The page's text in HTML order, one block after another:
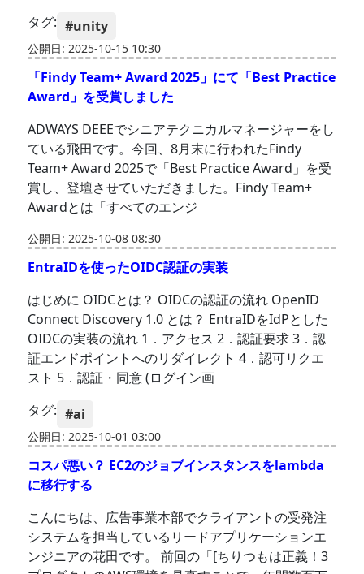
タグ: #unity
公開日: 2025-10-15 10:30
「Findy Team+ Award 2025」にて「Best Practice
Award」を受賞しました
ADWAYS DEEEでシニアテクニカルマネージャーをし
ている飛田です。今回、8月末に行われたFindy
Team+ Award 2025で「Best Practice Award」を受
賞し、登壇させていただきました。Findy Team+
Awardとは「すべてのエンジ
公開日: 2025-10-08 08:30
EntraIDを使ったOIDC認証の実装
はじめに OIDCとは？ OIDCの認証の流れ OpenID
Connect Discovery 1.0 とは？ EntraIDをIdPとした
OIDCの実装の流れ 1．アクセス 2．認証要求 3．認
証エンドポイントへのリダイレクト 4．認可リクエ
スト 5．認証・同意 (ログイン画
タグ: #ai
公開日: 2025-10-01 03:00
コスパ悪い？ EC2のジョブインスタンスをlambda
に移行する
こんにちは、広告事業本部でクライアントの受発注
システムを担当しているリードアプリケーションエ
ンジニアの花田です。 前回の「[ちりつもは正義！3